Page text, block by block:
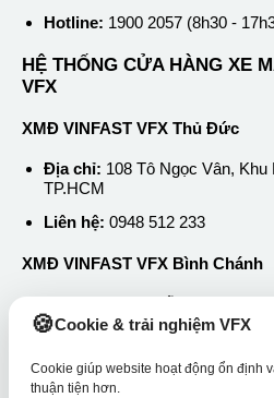
Cookie & trải nghiệm VFX
Cookie giúp website hoạt động ổn định
thuận tiện hơn.
Hotline: 1900 2057 (8h30 -
HỆ THỐNG CỬA HÀNG XE
VFX
XMĐ VINFAST VFX Thủ Đức
Địa chỉ: 108 Tô Ngọc Vân,
TP.HCM
Liên hệ: 0948 512 233
XMĐ VINFAST VFX Bình Chánh
Liên hệ:
0889 252 233